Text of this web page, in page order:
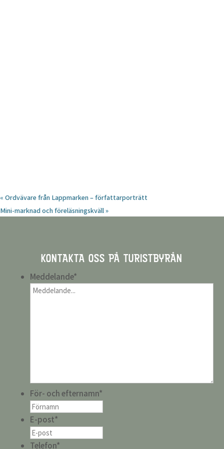
« Ordvävare från Lappmarken – författarporträtt
Mini-marknad och föreläsningskväll»
KONTAKTA OSS PÅ TURISTBYRÅN
Meddelande*
För- och efternamn*
E-post*
Telefon*